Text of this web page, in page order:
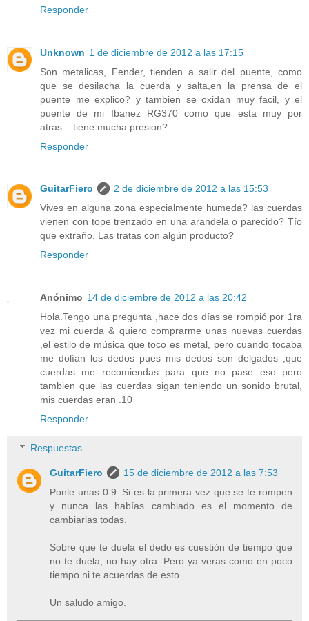
Responder
Unknown 1 de diciembre de 2012 a las 17:15
Son metalicas, Fender, tienden a salir del puente, como
que se desilacha la cuerda y salta,en la prensa de el
puente me explico? y tambien se oxidan muy facil, y el
puente de mi Ibanez RG370 como que esta muy por
atras... tiene mucha presion?
Responder
GuitarFiero
2 de diciembre de 2012 a las 15:53
Vives en alguna zona especialmente humeda? las cuerdas
vienen con tope trenzado en una arandela o parecido? Tío
que extraño. Las tratas con algún producto?
Responder
Anónimo 14 de diciembre de 2012 a las 20:42
Hola.Tengo una pregunta ,hace dos días se rompió por 1ra
vez mi cuerda & quiero comprarme unas nuevas cuerdas
,el estilo de música que toco es metal, pero cuando tocaba
me dolían los dedos pues mis dedos son delgados ,que
cuerdas me recomiendas para que no pase eso pero
tambien que las cuerdas sigan teniendo un sonido brutal,
mis cuerdas eran .10
Responder
Respuestas
GuitarFiero
15 de diciembre de 2012 a las 7:53
Ponle unas 0.9. Si es la primera vez que se te rompen
y nunca las habías cambiado es el momento de
cambiarlas todas.
Sobre que te duela el dedo es cuestión de tiempo que
no te duela, no hay otra. Pero ya veras como en poco
tiempo ni te acuerdas de esto.
Un saludo amigo.